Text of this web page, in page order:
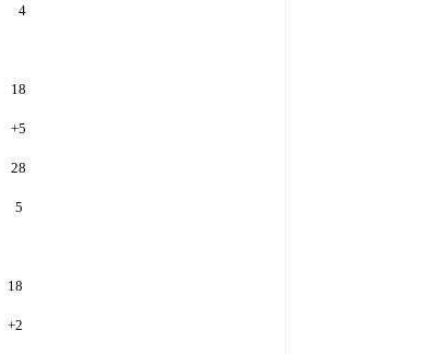
4
18
+5
28
5
18
+2